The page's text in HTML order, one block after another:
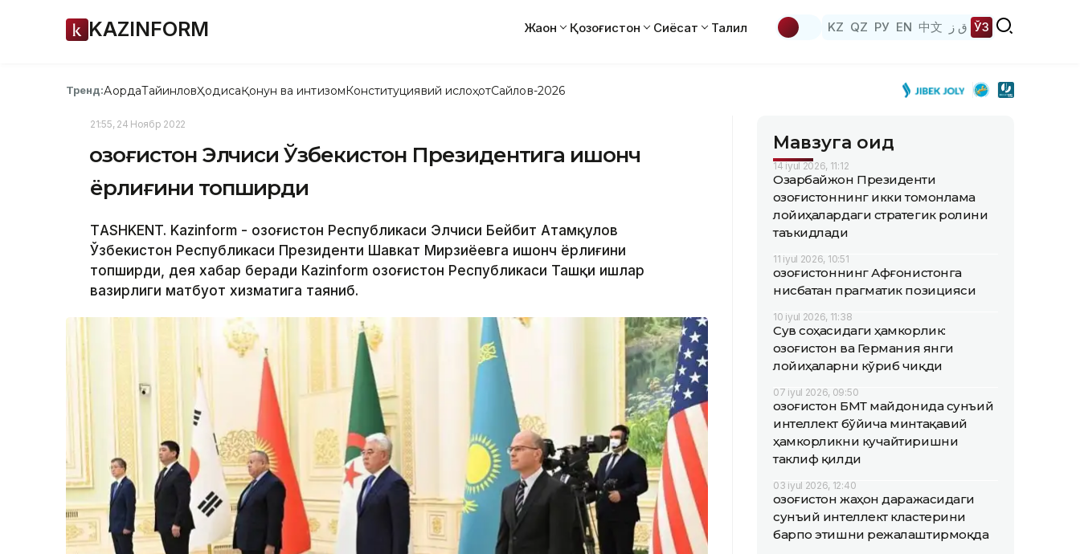
KAZINFORM Жаҳон Қозоғистон Сиёсат Таҳлил KZ QZ РУ EN 中文 ق ز ЎЗ
Тренд:АқордаТайинловҲодисаҚонун ва интизомКонституциявий ислоҳотСайлов-2026
21:55, 24 Ноябр 2022
Қозоғистон Элчиси Ўзбекистон Президентига ишонч
ёрлиғини топширди
ТASHKENT. Kazinform - Қозоғистон Республикаси Элчиси Бейбит Атамқулов
Ўзбекистон Республикаси Президенти Шавкат Мирзиёевга ишонч ёрлиғини
топширди, дея хабар беради Кazinform Қозоғистон Республикаси Ташқи ишлар
вазирлиги матбуот хизматига таяниб.
Мавзуга оид
14 iyul 2026, 11:12
Озарбайжон Президенти
Қозоғистоннинг икки томонлама
лойиҳалардаги стратегик ролини
таъкидлади
11 iyul 2026, 10:51
Қозоғистоннинг Афғонистонга
нисбатан прагматик позицияси
10 iyul 2026, 11:38
Сув соҳасидаги ҳамкорлик:
Қозоғистон ва Германия янги
лойиҳаларни кўриб чиқди
07 iyul 2026, 09:50
Қозоғистон БМТ майдонида сунъий
интеллект бўйича минтақавий
ҳамкорликни кучайтиришни
таклиф қилди
03 iyul 2026, 12:40
Қозоғистон жаҳон даражасидаги
сунъий интеллект кластерини
барпо этишни режалаштирмоқда